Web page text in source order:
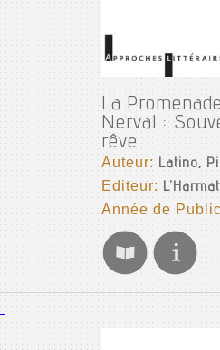
La
Nerval :
rêve
Auteur:Latino,
Editeur:
Année de